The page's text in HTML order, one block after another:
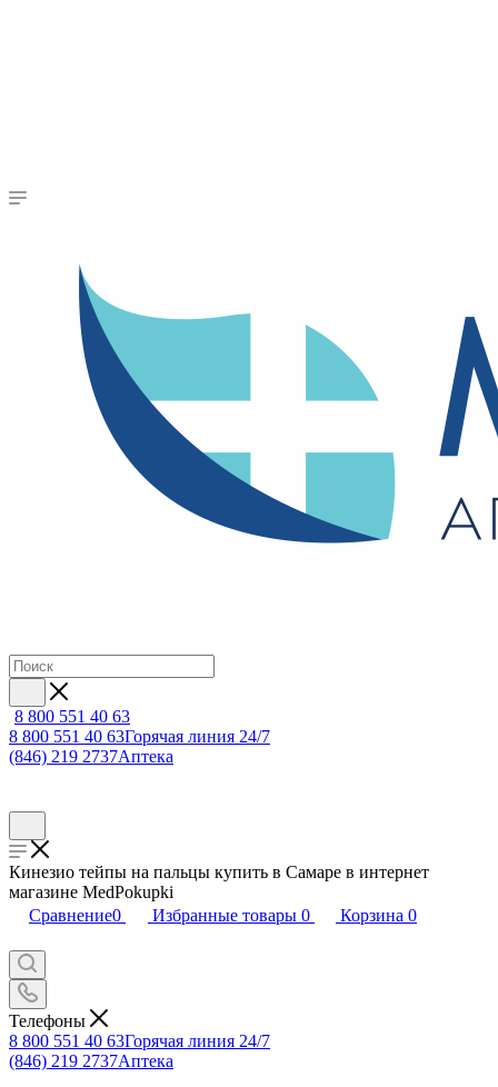
8 800 551 40 63
8 800 551 40 63Горячая линия 24/7
(846) 219 2737Аптека
Кинезио тейпы на пальцы купить в Самаре в интернет
магазине MedPokupki
Сравнение0 Избранные товары 0 Корзина 0
Телефоны
8 800 551 40 63Горячая линия 24/7
(846) 219 2737Аптека